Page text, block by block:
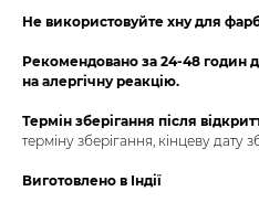
Не використовуйте хну для
Рекомендовано за 24-48 годин
на алергічну реакцію.
Термін зберігання після
терміну зберігання, кінцеву дату
Виготовлено в Індії